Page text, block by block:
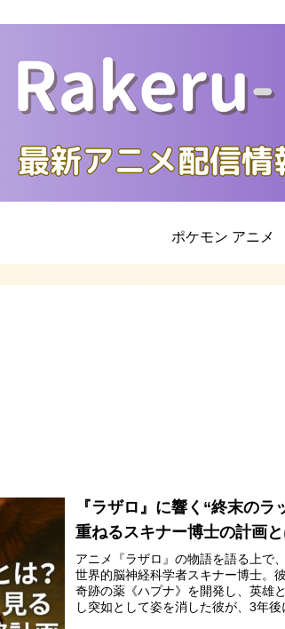
ポケモン アニメ
『ラザロ』に響く“終末の
重ねるスキナー博士の計画と
アニメ『ラザロ』の物語を語る上で
世界的脳神経科学者スキナー博士。
奇跡の薬《ハプナ》を開発し、英雄
し突如として姿を消した彼が、3年